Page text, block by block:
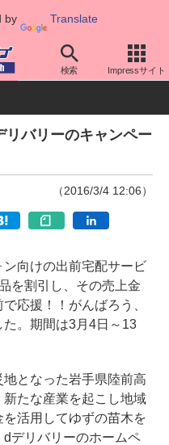
by Translate
検索 Impressサイト
アプリ・サービス
リバリーのキャンペー
（2016/3/4 12:06）
向けの出前宅配サービ
を割引し、その売上金
応援！！がんばろう、
。期間は3月4日～13
となった岩手県陸前高
たな産業を起こし地域
活用してゆずの苗木を
デリバリーのホームペ